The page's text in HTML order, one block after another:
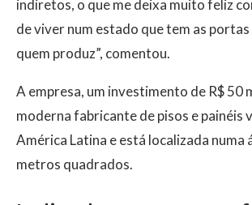
indiretos, o que me deixa muito feliz
de viver num estado que tem as
quem produz”, comentou.
A empresa, um investimento de R$ 50
moderna fabricante de pisos e painéis
América Latina e está localizada numa
metros quadrados.